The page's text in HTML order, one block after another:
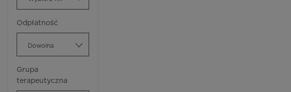
Odpłatność
Dowolna
Grupa
terapeutyczna